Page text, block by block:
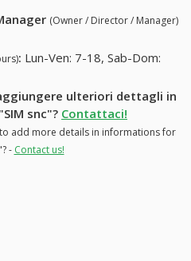
(Owner / Director / Manager)
: Lun-Ven: 7-18, Sab-Dom:
ulteriori dettagli in
snc"? Contattaci!
add more details in informations for
- Contact us!